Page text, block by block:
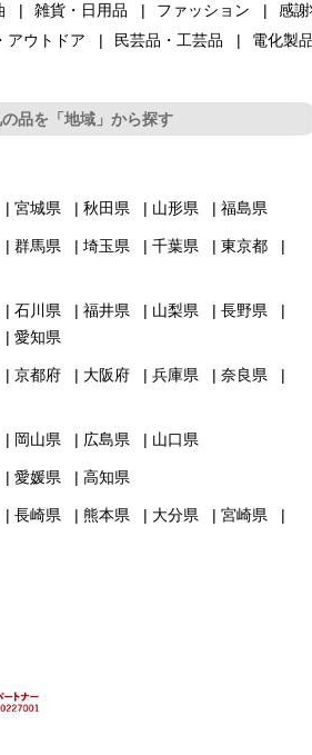
雑貨・日用品 ファッション 感
アウトドア 民芸品・工芸品 電化製品
品を「地域」から探す
宮城県 秋田県 山形県 福島県
群馬県 埼玉県 千葉県
東京都
石川県 福井県 山梨県
長野県
愛知県
京都府 大阪府 兵庫県
奈良県
岡山県 広島県 山口県
愛媛県 高知県
長崎県 熊本県 大分県
宮崎県